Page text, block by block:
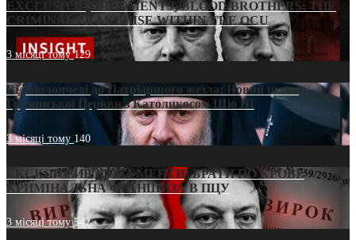
EXCLUSIVE (DOCUMENTS)/BLOOD BROTHERS: THE
CRIMINAL FRANCHISE WITHIN THE OCU
3 місяці тому129
Від віолончелі до Патріаршого жезла: Новий шлях
Грузинської Церкви з Католикосом Шіо III
3 місяці тому 140
ЕКСКЛЮЗИВ (ДОКУМЕНТИ)/БРАТИ ПО КРОВІ:
КРИМІНАЛЬНА ФРАНШИЗА В ПЦУ
3 місяці тому542